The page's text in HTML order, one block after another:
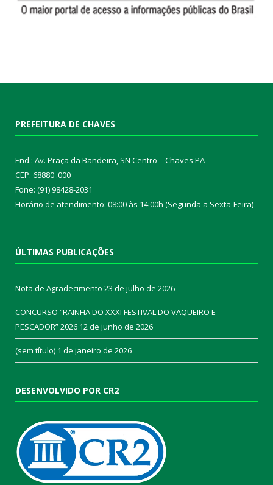
PREFEITURA DE CHAVES
End.: Av. Praça da Bandeira, SN Centro – Chaves PA
CEP: 68880 .000
Fone: (91) 98428-2031
Horário de atendimento: 08:00 às 14:00h (Segunda a Sexta-Feira)
ÚLTIMAS PUBLICAÇÕES
Nota de Agradecimento 23 de julho de 2026
CONCURSO “RAINHA DO XXXI FESTIVAL DO VAQUEIRO E
PESCADOR” 2026 12 de junho de 2026
(sem título) 1 de janeiro de 2026
DESENVOLVIDO POR CR2